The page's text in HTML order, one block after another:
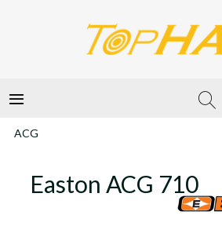
ACG
Easton ACG 710